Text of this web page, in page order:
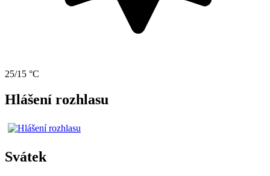
25/15 °C
Hlášení rozhlasu
Svátek